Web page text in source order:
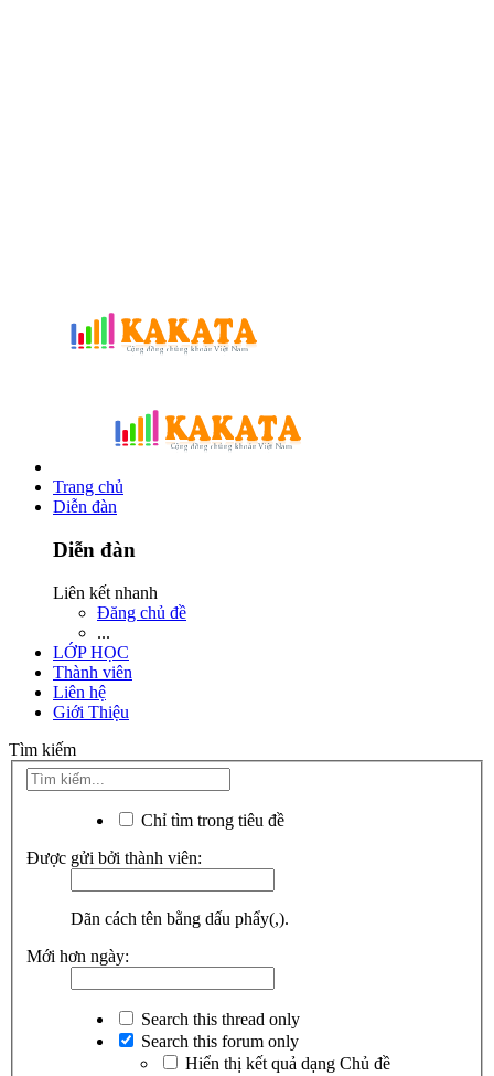
Trang chủ
Diễn đàn
Diễn đàn
Liên kết nhanh
Đăng chủ đề
...
LỚP HỌC
Thành viên
Liên hệ
Giới Thiệu
Tìm kiếm
Chỉ tìm trong tiêu đề
Được gửi bởi thành viên:
Dãn cách tên bằng dấu phẩy(,).
Mới hơn ngày:
Search this thread only
Search this forum only
Hiển thị kết quả dạng Chủ đề